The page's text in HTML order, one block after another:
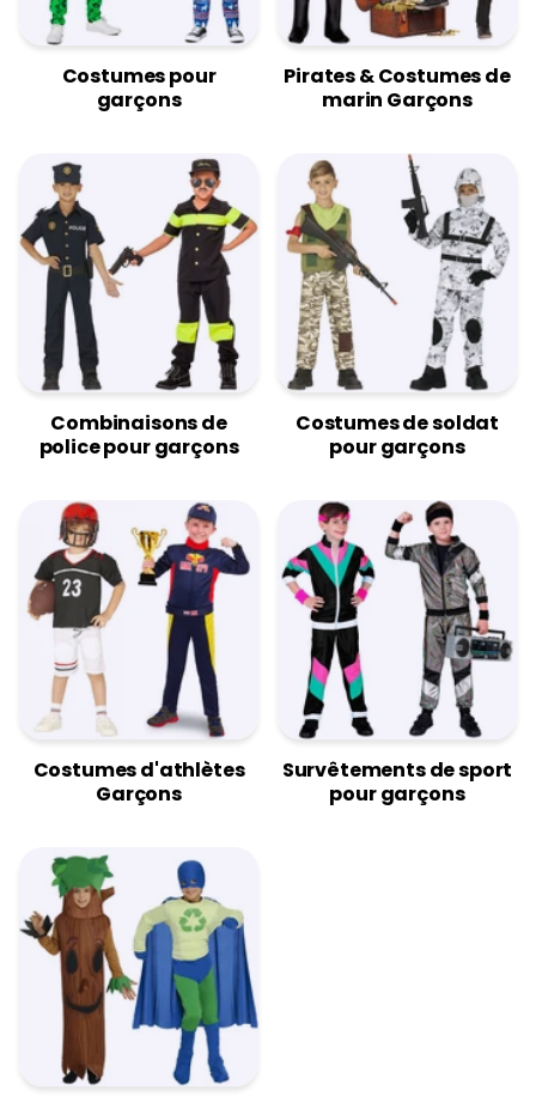
Costumes pour
garçons
Pirates & Costumes de
marin Garçons
Combinaisons de
police pour garçons
Costumes de soldat
pour garçons
Costumes d'athlètes
Garçons
Survêtements de sport
pour garçons